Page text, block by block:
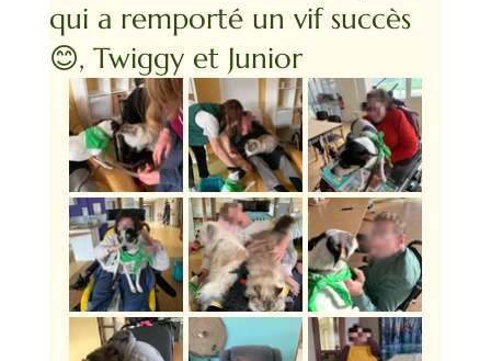
qui a remporté un vif succès
😊, Twiggy et Junior